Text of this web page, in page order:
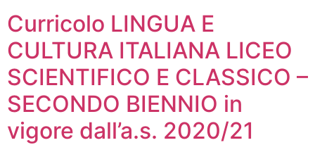
Curricolo LINGUA E
CULTURA ITALIANA LICEO
SCIENTIFICO E CLASSICO –
SECONDO BIENNIO in
vigore dall’a.s. 2020/21